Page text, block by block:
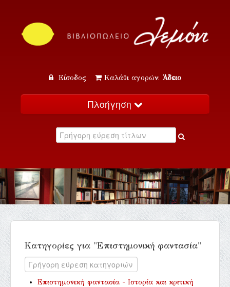
Είσοδος Καλάθι αγορών: Άδειο
Πλοήγηση
Κατάλογος
Εκδηλώσεις
Επικοινωνία
Κατηγορίες για "Επιστημονική φαντασία"
Επιστημονική φαντασία - Ιστορία και κριτική